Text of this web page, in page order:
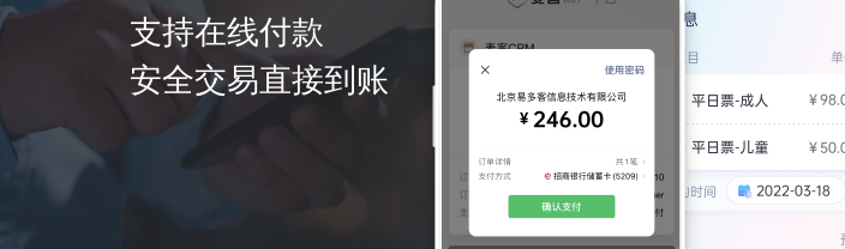
支持在线付款
安全交易直接到账